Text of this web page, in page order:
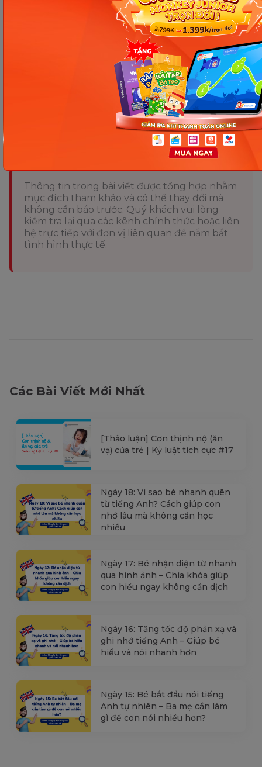
chuyện cho con mỗi ngày. Mẹ có thể tham khảo
kho truyện cổ tích, ngụ ngôn, bài học cuộc sống ý
ứng dụng VMonkey hoặc truyện, sách
nói tiếng Anh thú vị trênMonkey Stories. Đây
cũng là 2 ứng dụng tuyệt vời hỗ trợ con học tập,
làm chủ ngôn ngữ sau này mà Monkey đã dày công
Chia sẻ ngay
Thông tin trong bài viết được tổng hợp nhằm
mục đích tham khảo và có thể thay đổi mà
không cần báo trước. Quý khách vui lòng
kiểm tra lại qua các kênh chính thức hoặc liên
hệ trực tiếp với đơn vị liên quan để nắm bắt
tình hình thực tế.
Các Bài Viết Mới Nhất
[Thảo luận] Cơn thịnh nộ (ăn
vạ) của trẻ | Kỷ luật tích cực #17
Ngày 18: Vì sao bé nhanh quên
từ tiếng Anh? Cách giúp con
nhớ lâu mà không cần học
nhiều
Ngày 17: Bé nhận diện từ nhanh
qua hình ảnh – Chìa khóa giúp
con hiểu ngay không cần dịch
Ngày 16: Tăng tốc độ phản xạ và
ghi nhớ tiếng Anh – Giúp bé
hiểu và nói nhanh hơn
Ngày 15: Bé bắt đầu nói tiếng
Anh tự nhiên – Ba mẹ cần làm
gì để con nói nhiều hơn?